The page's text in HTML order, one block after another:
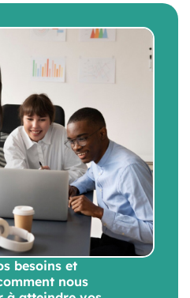
besoins et
nous